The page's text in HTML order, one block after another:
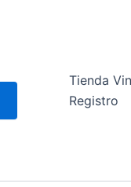
Tienda
Registro